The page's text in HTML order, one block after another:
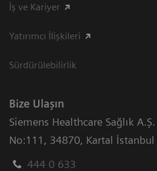
İş ve Kariyer
Yatırımcı İlişkileri
Sürdürülebilirlik
Bize Ulaşın
Siemens Healthcare Sağlık A.Ş.
No:111 , 34870, Kartal
444 0 633